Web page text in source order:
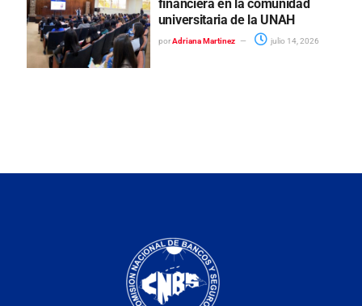
financiera en la comunidad
universitaria de la UNAH
por Adriana Martinez julio 14, 2026